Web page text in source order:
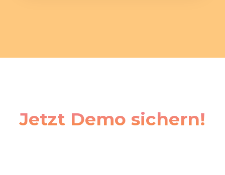
Jetzt Demo sichern!